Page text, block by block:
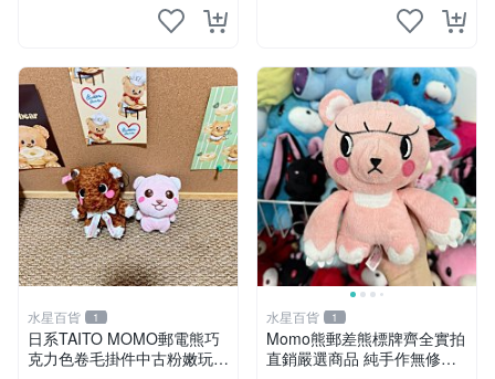
水星百貨 1
日系TAITO MOMO郵電熊巧
克力色卷毛掛件中古粉嫩玩偶
水星百貨 1
Momo熊郵差熊標牌齊全實拍
直銷嚴選商品 純手作無修圖